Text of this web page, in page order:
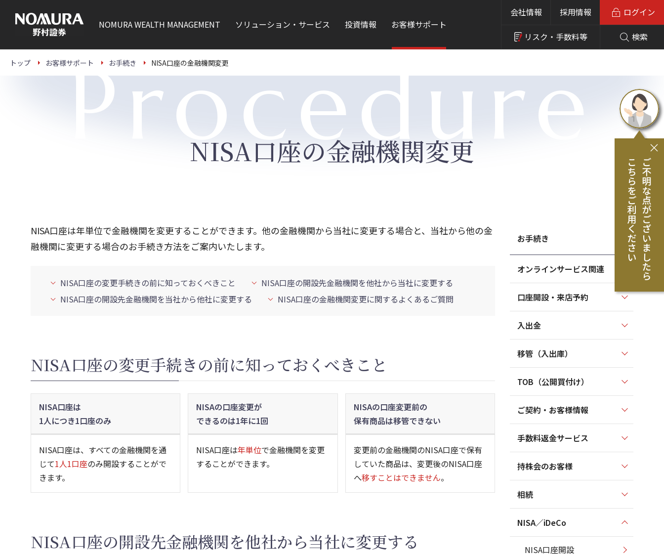
本
NOMURAWEALTH MANAGEMENT ソリューション・サービス 投資情報 お客様サポート
会社情報 採用情報
リスク・ 手数料等 検索
ログイン
トップ お客様サポート お手続き NISA口座の金融機関変更
Procedure
NISA口座の金融機関変更
NISA口座は年単位で金融機関を変更することができます。他の金融機関から当社に変更する場合と、当社から他の金
融機関に変更する場合のお手続き方法をご案内いたします。
NISA口座の変更手続きの前に知っておくべきこと
NISA口座の開設先金融機関を他社から当社に変更する
NISA口座の開設先金融機関を当社から他社に変更する
NISA口座の金融機関変更に関するよくあるご質問
NISA口座の変更手続きの前に知っておくべきこと
NISA口座は
1人につき1口座のみ
NISA口座は、すべての金融機関を通
じて1人1口座のみ開設することがで
きます。
NISAの口座変更が
できるのは1年に1回
NISA口座は年単位で金融機関を変更
することができます。
NISAの口座変更前の
保有商品は移管できない
変更前の金融機関のNISA口座で保有
していた商品は、変更後のNISA口座
へ移すことはできません。
NISA口座の開設先金融機関を他社から当社に変更する
お手続き
オンラインサービス関連
口座開設・来店予約
入出金
移管（入出庫）
TOB（公開買付け）
ご契約・お客様情報
手数料返金サービス
持株会のお客様
相続
NISA／iDeCo
NISA口座開設